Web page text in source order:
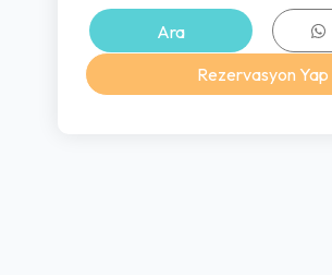
Ara
Rezervasyon Yap